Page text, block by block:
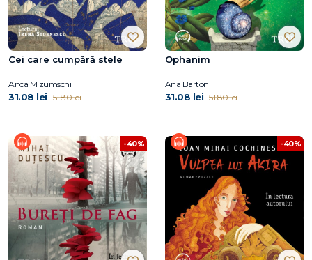
Cei care cumpără stele
Anca Mizumschi
31.08 lei 51.80 lei
Ophanim
Ana Barton
31.08 lei 51.80 lei
-40% -40%